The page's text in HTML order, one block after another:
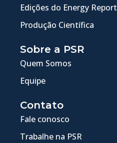
Edições do Energy Report
Produção Científica
Sobre a PSR
Quem Somos
Equipe
Contato
Fale conosco
Trabalhe na PSR